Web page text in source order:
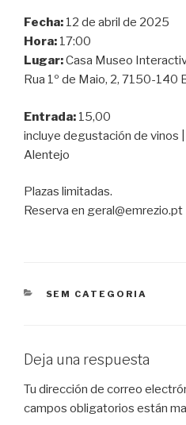
Fecha: 12 de abril de 2025
Hora: 17:00
Lugar:Casa Museo
Rua 1º de Maio, 2, 7150-140
Entrada: 15,00
incluye degustación de vinos
Alentejo
Plazas limitadas.
Reserva en
CATEGORÍAS
SEM CATEGORIA
Deja una respuesta
Tu dirección de correo
campos obligatorios están